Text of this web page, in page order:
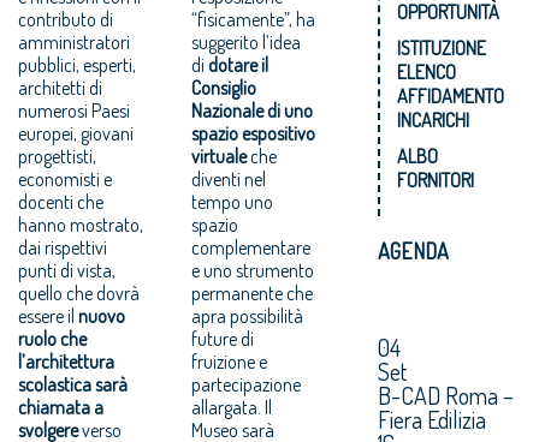
contributo di
amministratori
pubblici, esperti,
architetti di
numerosi Paesi
europei, giovani
progettisti,
economisti e
docenti che
hanno mostrato,
dai rispettivi
punti di vista,
quello che dovrà
essere il nuovo
ruolo che
l’architettura
scolastica sarà
chiamata a
svolgereverso
“fisicamente”, ha
suggerito l’idea
didotare il
Consiglio
Nazionale di uno
spazio espositivo
virtualeche
diventi nel
tempo uno
spazio
complementare
e uno strumento
permanente che
apra possibilità
future di
fruizione e
partecipazione
allargata. Il
Museo sarà
OPPORTUNITÀ
ISTITUZIONE
ELENCO
AFFIDAMENTO
INCARICHI
ALBO
FORNITORI
AGENDA
04
Set
B-CAD Roma –
Fiera Edilizia